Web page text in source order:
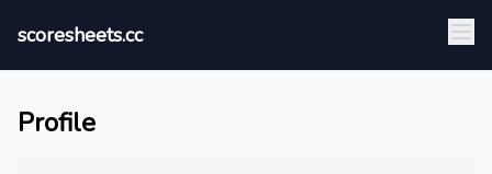
scoresheets.cc
Profile